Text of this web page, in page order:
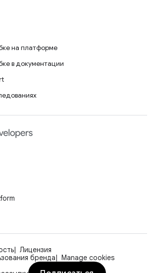
на платформе
в документации
Лицензия
бренда
Manage cookies